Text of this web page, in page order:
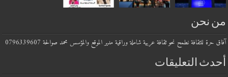
من نحن
آفاق حرة للثقافة نطمح نحو ثقافة عربية شاملة وراقية مدير الموقع والمؤسس محمد صوالحة 0796339607
أحدث التعليقات